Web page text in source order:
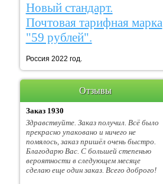
Новый стандарт.
Почтовая тарифная марка
"59 рублей".
Россия 2022 год.
Отзывы
Заказ 1930
Здравствуйте. Заказ получил. Всё было
прекрасно упаковано и ничего не
помялось, заказ пришёл очень быстро.
Благодарю Вас. С большей степенью
вероятности в следующем месяце
сделаю еще один заказ. Всего доброго!